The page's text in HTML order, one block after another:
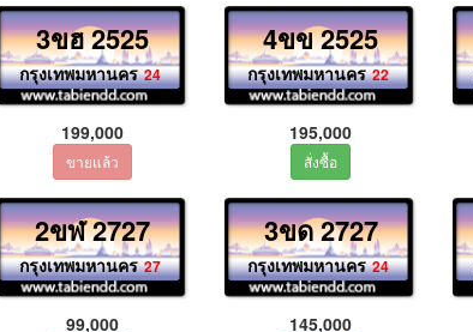
3ขฮ 2525
กรุงเทพมหานคร 24
199,000
4ขข 2525
กรุงเทพมหานคร 22
195,000
2ขฬ 2727
กรุงเทพมหานคร 27
99,000
3ขด 2727
กรุงเทพมหานคร 24
145,000